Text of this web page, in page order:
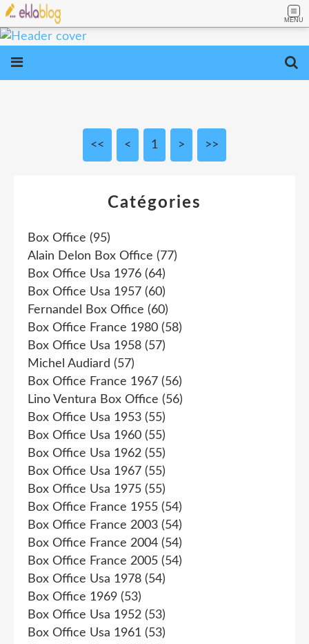
MENU
<< < 1 > >>
Catégories
Box Office (95)
Alain Delon Box Office (77)
Box Office Usa 1976 (64)
Box Office Usa 1957 (60)
Fernandel Box Office (60)
Box Office France 1980 (58)
Box Office Usa 1958 (57)
Michel Audiard (57)
Box Office France 1967 (56)
Lino Ventura Box Office (56)
Box Office Usa 1953 (55)
Box Office Usa 1960 (55)
Box Office Usa 1962 (55)
Box Office Usa 1967 (55)
Box Office Usa 1975 (55)
Box Office France 1955 (54)
Box Office France 2003 (54)
Box Office France 2004 (54)
Box Office France 2005 (54)
Box Office Usa 1978 (54)
Box Office 1969 (53)
Box Office Usa 1952 (53)
Box Office Usa 1961 (53)